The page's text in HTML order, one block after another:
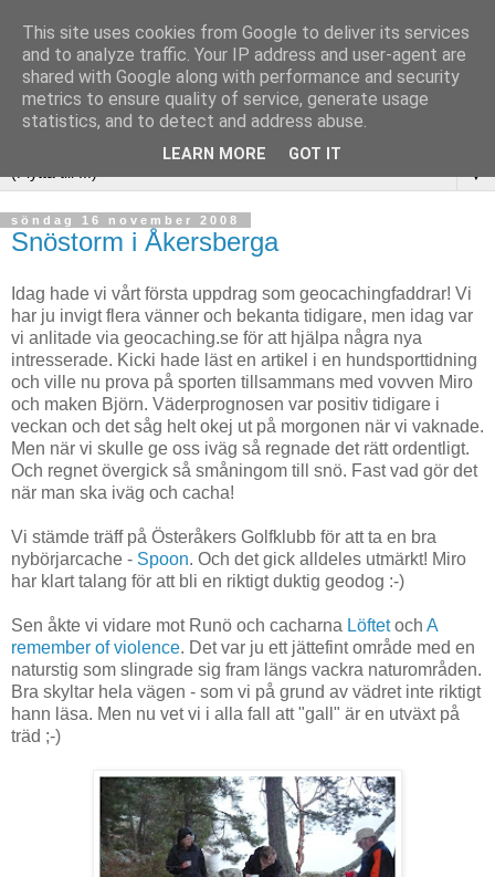
▼
söndag 16 november 2008
Snöstorm i Åkersberga
Idag hade vi vårt första uppdrag som geocachingfaddrar! Vi
har ju invigt flera vänner och bekanta tidigare, men idag var
vi anlitade via geocaching.se för att hjälpa några nya
intresserade. Kicki hade läst en artikel i en hundsporttidning
och ville nu prova på sporten tillsammans med vovven Miro
och maken Björn. Väderprognosen var positiv tidigare i
veckan och det såg helt okej ut på morgonen när vi vaknade.
Men när vi skulle ge oss iväg så regnade det rätt ordentligt.
Och regnet övergick så småningom till snö. Fast vad gör det
när man ska iväg och cacha!
Vi stämde träff på Österåkers Golfklubb för att ta en bra
nybörjarcache - Spoon. Och det gick alldeles utmärkt! Miro
har klart talang för att bli en riktigt duktig geodog :-)
Sen åkte vi vidare mot Runö och cacharna Löftetoch A
remember of violence. Det var ju ett jättefint område med en
naturstig som slingrade sig fram längs vackra naturområden.
Bra skyltar hela vägen - som vi på grund av vädret inte riktigt
hann läsa. Men nu vet vi i alla fall att "gall" är en utväxt på
träd ;-)
This site uses cookies from Google to deliver its services
and to analyze traffic. Your IP address and user-agent are
shared with Google along with performance and security
metrics to ensure quality of service, generate usage
statistics, and to detect and address abuse.
LEARN MORE GOT IT